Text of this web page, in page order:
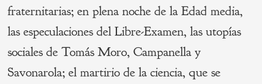
fraternitarias; en plena noche de la Edad media,
las especulaciones del Libre-Examen, las utopías
sociales de Tomás Moro, Campanella y
Savonarola; el martirio de la ciencia, que se